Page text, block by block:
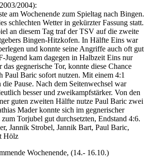
2004):
am Wochenende zum Spieltag nach Bingen.
schlechten Wetter in gekürzter Fassung statt.
an diesem Tag traf der TSV auf die zweite
Bingen-Hitzkofen. In Hälfte Eins war
und konnte seine Angriffe auch oft gut
Jugend kam dagegen in Halbzeit Eins nur
gegnerische Tor, konnte diese Chance
Paul Baric sofort nutzen. Mit einem 4:1
Pause. Nach dem Seitenwechsel war
besser und zweikampfstärker. Von den
guten zweiten Hälfte nutze Paul Baric zwei
Mader konnte sich im gegnerischer
Torjubel gut durchsetzten, Endstand 4:6.
Jannik Strobel, Jannik Bart, Paul Baric,
Hölz
Wochenende, (14.- 16.10.)